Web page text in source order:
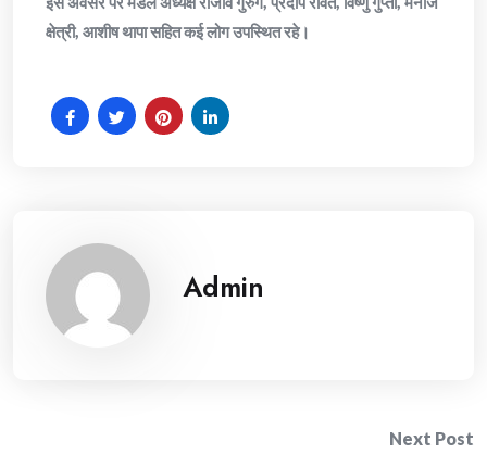
क्षेत्री, आशीष थापा सहित कई लोग उपस्थित रहे।
Admin
Next Post